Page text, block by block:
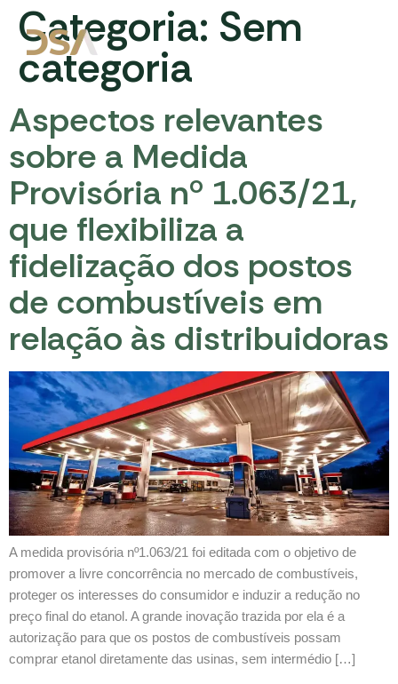
Categoria: Sem
categoria
Aspectos relevantes
sobre a Medida
Provisória nº 1.063/21,
que flexibiliza a
fidelização dos postos
de combustíveis em
relação às distribuidoras
A medida provisória nº1.063/21 foi editada com o objetivo de
promover a livre concorrência no mercado de combustíveis,
proteger os interesses do consumidor e induzir a redução no
preço final do etanol. A grande inovação trazida por ela é a
autorização para que os postos de combustíveis possam
comprar etanol diretamente das usinas, sem intermédio […]